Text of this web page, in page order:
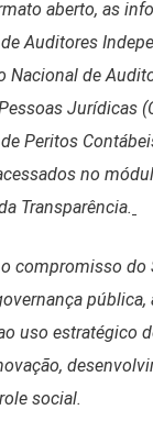
aberto, as
Auditores
Nacional de
Jurídicas
Peritos
no
Transparência.
compromisso do
uso estratégico
social.